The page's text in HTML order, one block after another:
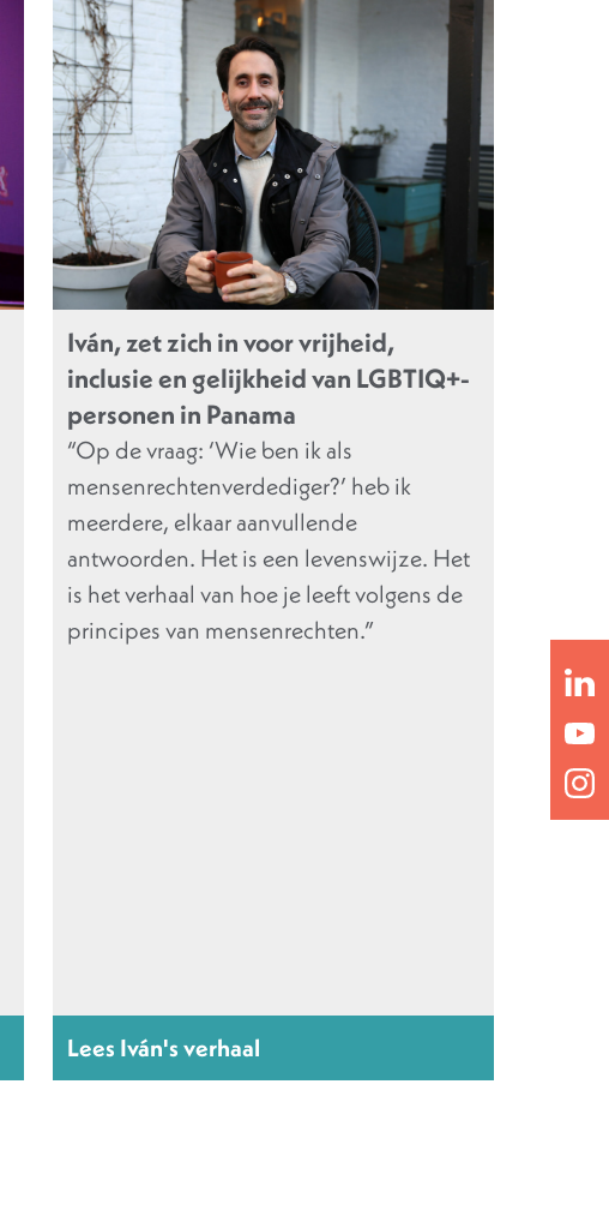
Iván, zet zich in voor vrijheid,
inclusie en gelijkheid van LGBTIQ+-
personen in Panama
“Op de vraag: ‘Wie ben ik als
mensenrechtenverdediger?’ heb ik
meerdere, elkaar aanvullende
antwoorden. Het is een levenswijze. Het
is het verhaal van hoe je leeft volgens de
principes van mensenrechten.”
Lees Iván's verhaal